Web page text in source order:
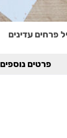
פרחים עדינים
פרטים נוספים